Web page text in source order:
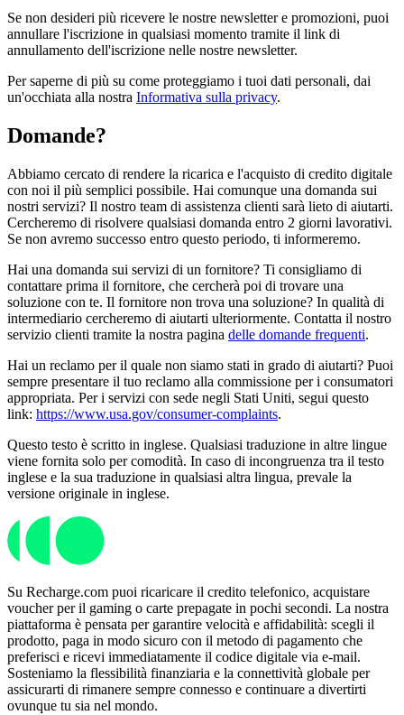
Se non desideri più ricevere le nostre newsletter e promozioni, puoi
annullare l'iscrizione in qualsiasi momento tramite il link di
annullamento dell'iscrizione nelle nostre newsletter.
Per saperne di più su come proteggiamo i tuoi dati personali, dai
un'occhiata alla nostra Informativa sulla privacy.
Domande?
Abbiamo cercato di rendere la ricarica e l'acquisto di credito digitale
con noi il più semplici possibile. Hai comunque una domanda sui
nostri servizi? Il nostro team di assistenza clienti sarà lieto di aiutarti.
Cercheremo di risolvere qualsiasi domanda entro 2 giorni lavorativi.
Se non avremo successo entro questo periodo, ti informeremo.
Hai una domanda sui servizi di un fornitore? Ti consigliamo di
contattare prima il fornitore, che cercherà poi di trovare una
soluzione con te. Il fornitore non trova una soluzione? In qualità di
intermediario cercheremo di aiutarti ulteriormente. Contatta il nostro
servizio clienti tramite la nostra pagina delle domande frequenti.
Hai un reclamo per il quale non siamo stati in grado di aiutarti? Puoi
sempre presentare il tuo reclamo alla commissione per i consumatori
appropriata. Per i servizi con sede negli Stati Uniti, segui questo
link: https://www.usa.gov/consumer-complaints.
Questo testo è scritto in inglese. Qualsiasi traduzione in altre lingue
viene fornita solo per comodità. In caso di incongruenza tra il testo
inglese e la sua traduzione in qualsiasi altra lingua, prevale la
versione originale in inglese.
Su Recharge.com puoi ricaricare il credito telefonico, acquistare
voucher per il gaming o carte prepagate in pochi secondi. La nostra
piattaforma è pensata per garantire velocità e affidabilità: scegli il
prodotto, paga in modo sicuro con il metodo di pagamento che
preferisci e ricevi immediatamente il codice digitale via e-mail.
Sosteniamo la flessibilità finanziaria e la connettività globale per
assicurarti di rimanere sempre connesso e continuare a divertirti
ovunque tu sia nel mondo.